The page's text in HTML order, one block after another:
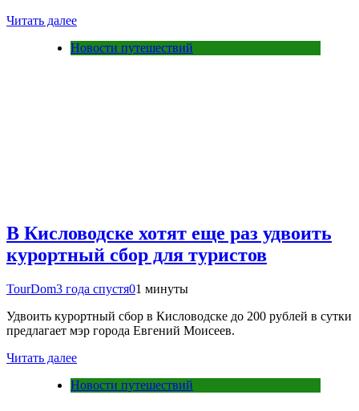
Читать далее
Новости путешествий
В Кисловодске хотят еще раз удвоить
курортный сбор для туристов
TourDom3 года спустя01 минуты
Удвоить курортный сбор в Кисловодске до 200 рублей в сутки
предлагает мэр города Евгений Моисеев.
Читать далее
Новости путешествий